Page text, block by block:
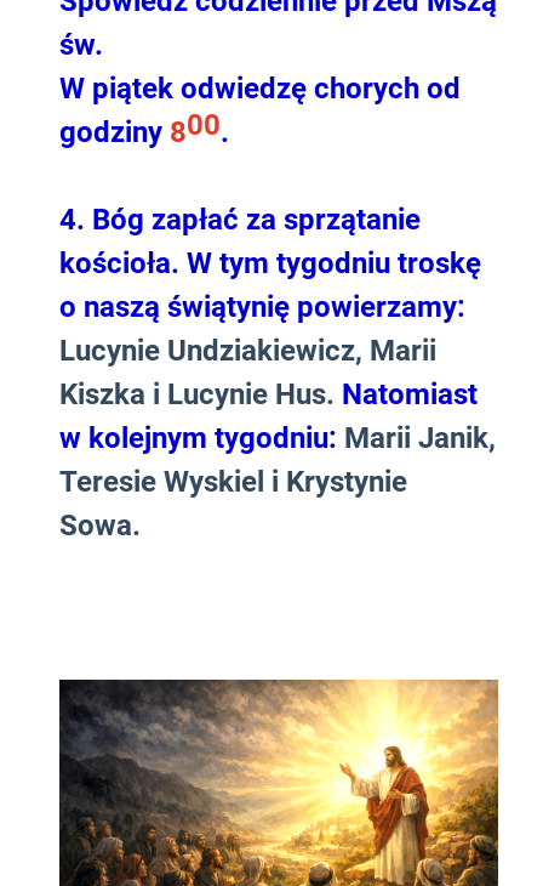
św.
W piątek odwiedzę chorych od
godziny 800.
4. Bóg zapłać za sprzątanie
kościoła. W tym tygodniu troskę
o naszą świątynię powierzamy:
Lucynie Undziakiewicz, Marii
Kiszka i Lucynie Hus. Natomiast
w kolejnym tygodniu: Marii Janik,
Teresie Wyskiel i Krystynie
Sowa.